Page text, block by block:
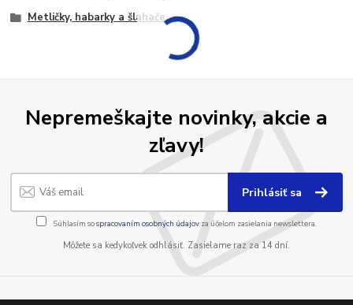
Metličky, habarky a šlahače
Nepremeškajte novinky, akcie a
zľavy!
Prihlásiť sa
Súhlasím sospracovaním osobných údajov za účelom zasielania newslettera.
Môžete sa kedykoľvek odhlásiť. Zasielame raz za 14 dní.